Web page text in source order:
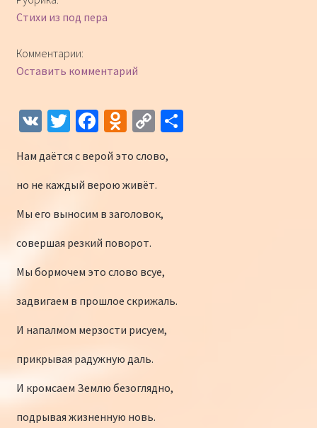
Стихи из под пера
Комментарии:
Оставить комментарий
V T
tt
er
Fa
ce
b
o
o
k
O
n
o
kl
as
sn
iki
C
p
y
Li
О
Нам даётся с верой это слово,
но не каждый верою живёт.
Мы его выносим в заголовок,
совершая резкий поворот.
Мы бормочем это слово всуе,
задвигаем в прошлое скрижаль.
И напалмом мерзости рисуем,
прикрывая радужную даль.
И кромсаем Землю безоглядно,
подрывая жизненную новь.